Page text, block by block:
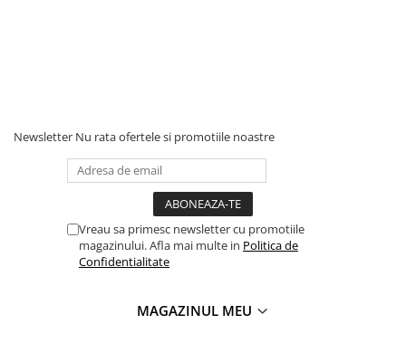
Newsletter Nu rata ofertele si promotiile noastre
Vreau sa primesc newsletter cu promotiile
magazinului. Afla mai multe in Politica de
Confidentialitate
MAGAZINUL MEU